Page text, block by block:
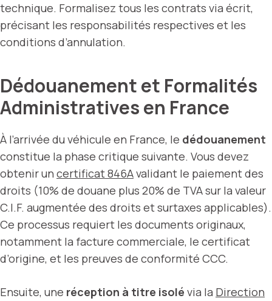
technique. Formalisez tous les contrats via écrit,
précisant les responsabilités respectives et les
conditions d’annulation.
Dédouanement et Formalités
Administratives en France
À l’arrivée du véhicule en France, le dédouanement
constitue la phase critique suivante. Vous devez
obtenir un certificat 846Avalidant le paiement des
droits (10% de douane plus 20% de TVA sur la valeur
C.I.F. augmentée des droits et surtaxes applicables).
Ce processus requiert les documents originaux,
notamment la facture commerciale, le certificat
d’origine, et les preuves de conformité CCC.
Ensuite, une réception à titre isolé via la Direction